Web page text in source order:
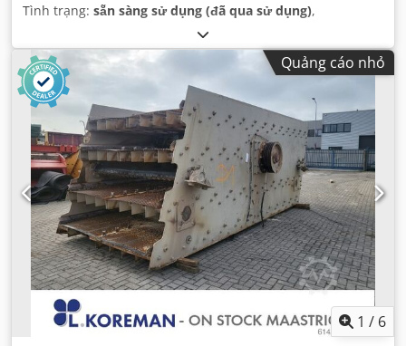
Tình trạng: sẵn sàng sử dụng (đã qua sử dụng),
Quảng cáo nhỏ
1 / 6